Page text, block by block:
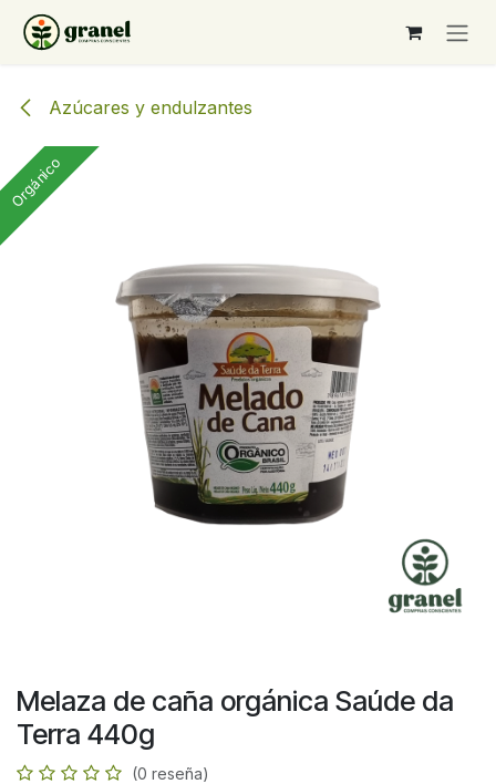
Ir al contenido
Azúcares y endulzantes
Orgánico
Melaza de caña orgánica Saúde da
Terra 440g
(0 reseña)